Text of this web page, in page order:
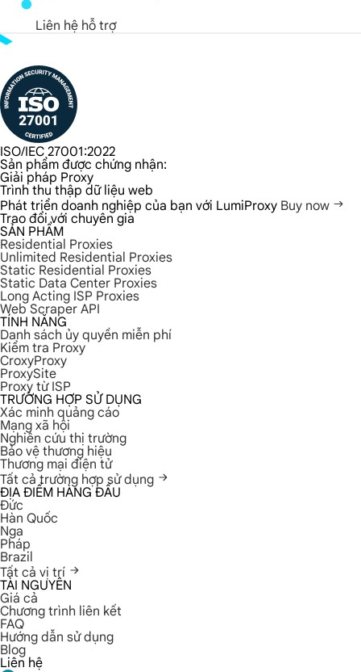
Liên hệ hỗ trợ
ISO/IEC 27001:2022
Sản phẩm được chứng nhận:
Giải pháp Proxy
Trình thu thập dữ liệu web
Phát triển doanh nghiệp của bạn với LumiProxy Buy now
Trao đổi với chuyên gia
SẢN PHẨM
Residential Proxies
Unlimited Residential Proxies
Static Residential Proxies
Static Data Center Proxies
Long Acting ISP Proxies
Web Scraper API
TÍNH NĂNG
Danh sách ủy quyền miễn phí
Kiểm tra Proxy
CroxyProxy
ProxySite
Proxy từ ISP
TRƯỜNG HỢP SỬ DỤNG
Xác minh quảng cáo
Mạng xã hội
Nghiên cứu thị trường
Bảo vệ thương hiệu
Thương mại điện tử
Tất cả trường hợp sử dụng
ĐỊA ĐIỂM HÀNG ĐẦU
Đức
Hàn Quốc
Nga
Pháp
Brazil
Tất cả vị trí
TÀI NGUYÊN
Giá cả
Chương trình liên kết
FAQ
Hướng dẫn sử dụng
Blog
Liên hệ